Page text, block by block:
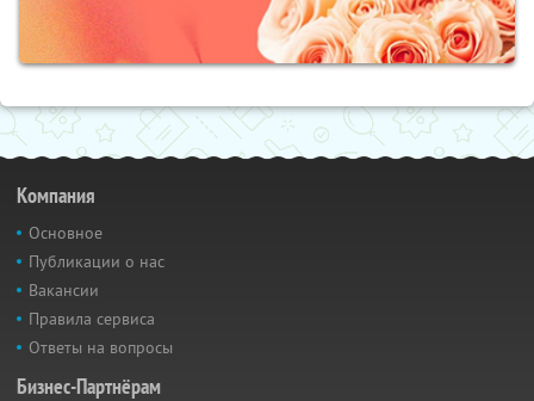
Компания
Основное
Публикации о нас
Вакансии
Правила сервиса
Ответы на вопросы
Бизнес-Партнёрам